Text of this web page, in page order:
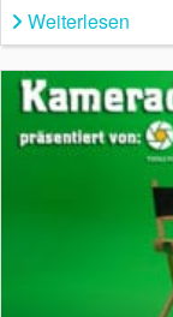
Weiterlesen